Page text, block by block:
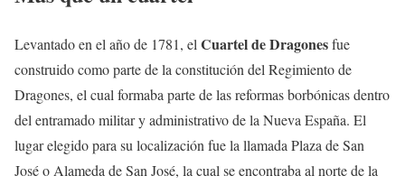
Levantado en el año de 1781, el Cuartel de Dragonesfue
construido como parte de la constitución del Regimiento de
Dragones, el cual formaba parte de las reformas borbónicas dentro
del entramado militar y administrativo de la Nueva España. El
lugar elegido para su localización fue la llamada Plaza de San
José o Alameda de San José, la cual se encontraba al norte de la